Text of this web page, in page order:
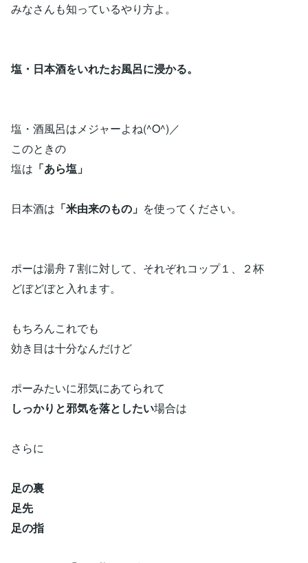
みなさんも知っているやり方よ。
塩・日本酒をいれたお風呂に浸かる。
塩・酒風呂はメジャーよね(^O^)／
このときの
塩は 「あら塩」
日本酒は 「米由来のもの」 を使ってください。
ポーは湯舟７割に対して、それぞれコップ１、２杯
どぼどぼと入れます。
もちろんこれでも
効き目は十分なんだけど
ポーみたいに邪気にあてられて
しっかりと邪気を落としたい場合は
さらに
足の裏
足先
足の指